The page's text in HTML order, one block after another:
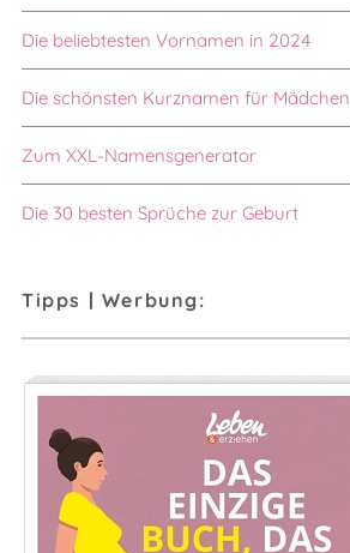
Die beliebtesten Vornamen in 2024
Die schönsten Kurznamen für Mädchen
Zum XXL-Namensgenerator
Die 30 besten Sprüche zur Geburt
Tipps | Werbung: